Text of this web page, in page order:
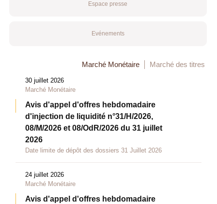
Espace presse
Evénements
Marché Monétaire Marché des titres
30 juillet 2026
Marché Monétaire
Avis d'appel d'offres hebdomadaire
d'injection de liquidité n°31/H/2026,
08/M/2026 et 08/OdR/2026 du 31 juillet
2026
Date limite de dépôt des dossiers 31 Juillet 2026
24 juillet 2026
Marché Monétaire
Avis d'appel d'offres hebdomadaire